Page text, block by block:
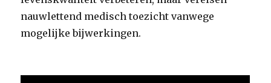
nauwlettend medisch toezicht vanwege
mogelijke bijwerkingen.